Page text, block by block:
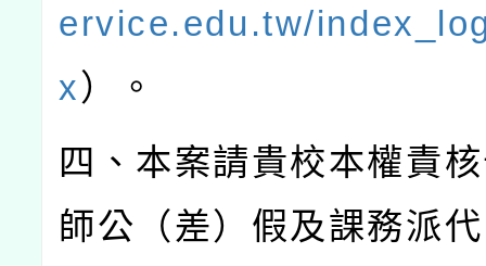
ervice.edu.tw/
x）。
四、本案請貴校本權責
師公（差）假及課務派